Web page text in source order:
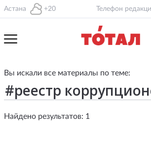
Астана +20 Телефон
Вы искали все материалы по теме:
Найдено результатов: 1